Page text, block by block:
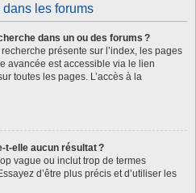
dans les forums
dans un ou des forums ?
présente sur l’index, les pages
avancée est accessible via le lien
toutes les pages. L’accès à la
t-elle aucun résultat ?
vague ou inclut trop de termes
d’être plus précis et d’utiliser les